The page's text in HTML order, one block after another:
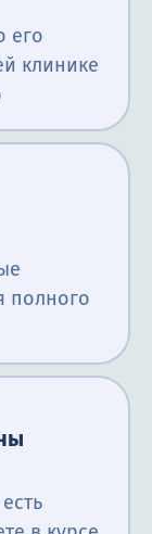
его
клинике
полного